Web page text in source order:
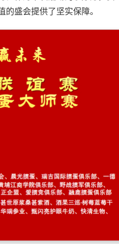
盛会提供了坚实保障。